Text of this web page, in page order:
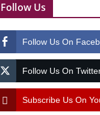
Follow Us
Follow Us On
Follow Us On
Subscribe Us On